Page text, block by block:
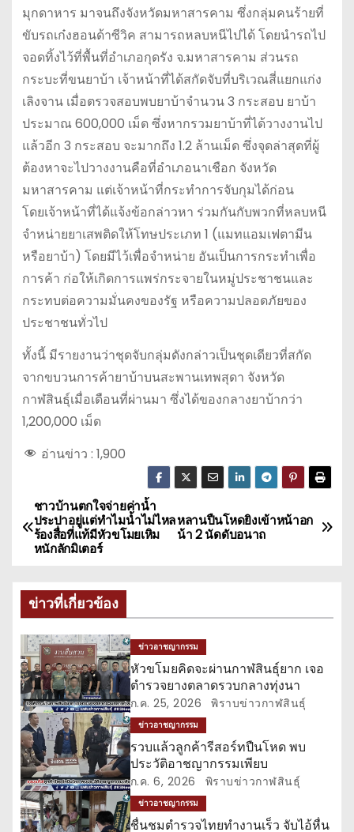
มุกดาหาร มาจนถึงจังหวัดมหาสารคาม ซึ่งกลุ่มคนร้ายที่
ขับรถเก๋งฮอนด้าซีวิค สามารถหลบหนีไปได้ โดยนำรถไป
จอดทิ้งไว้ที่พื้นที่อำเภอกุดรัง จ.มหาสารคาม ส่วนรถ
กระบะที่ขนยาบ้า เจ้าหน้าที่ได้สกัดจับที่บริเวณสี่แยกแก่ง
เลิงจาน เมื่อตรวจสอบพบยาบ้าจำนวน 3 กระสอบ ยาบ้า
ประมาณ 600,000 เม็ด ซึ่งหากรวมยาบ้าที่ได้วางงานไป
แล้วอีก 3 กระสอบ จะมากถึง 1.2 ล้านเม็ด ซึ่งจุดล่าสุดที่ผู้
ต้องหาจะไปวางงานคือที่อำเภอนาเชือก จังหวัด
มหาสารคาม แต่เจ้าหน้าที่กระทำการจับกุมได้ก่อน
โดยเจ้าหน้าที่ได้แจ้งข้อกล่าวหา ร่วมกันกับพวกที่หลบหนี
จำหน่ายยาเสพติดให้โทษประเภท 1 (แมทแอมเฟตามีน
หรือยาบ้า) โดยมีไว้เพื่อจำหน่าย อันเป็นการกระทำเพื่อ
การค้า ก่อให้เกิดการแพร่กระจายในหมู่ประชาชนและ
กระทบต่อความมั่นคงของรัฐ หรือความปลอดภัยของ
ประชาชนทั่วไป
ทั้งนี้ มีรายงานว่าชุดจับกลุ่มดังกล่าวเป็นชุดเดียวที่สกัด
จากขบวนการค้ายาบ้าบนสะพานเทพสุดา จังหวัด
กาฬสินธุ์เมื่อเดือนที่ผ่านมา ซึ่งได้ของกลางยาบ้ากว่า
1,200,000 เม็ด
อ่านข่าว : 1,900
แ
น
แ
น
ว
เ
รื่
อ
ง
หลานปืนโหดยิงเข้าหน้าอก
น้า 2 นัดดับอนาถ
ชาวบ้านตกใจจ่ายค่าน้ำ
ประปาอยู่แต่ทำไมน้ำไม่ไหล
ร้องสื่อที่แท้มีหัวขโมยเหิม
หนักลักมิเตอร์
ข่าวที่เกี่ยวข้อง
ข่าวอาชญากรรม
หัวขโมยคิดจะผ่านกาฬสินธุ์ยาก เจอ
ตำรวจยางตลาดรวบกลางทุ่งนา
ก.ค. 25, 2026 พิราบข่าวกาฬสินธุ์
ข่าวอาชญากรรม
รวบแล้วลูกค้ารีสอร์ทปืนโหด พบ
ประวัติอาชญากรรมเพียบ
ก.ค. 6, 2026 พิราบข่าวกาฬสินธุ์
ข่าวอาชญากรรม
ชื่นชมตำรวจไทยทำงานเร็ว จับไอ้หื่น